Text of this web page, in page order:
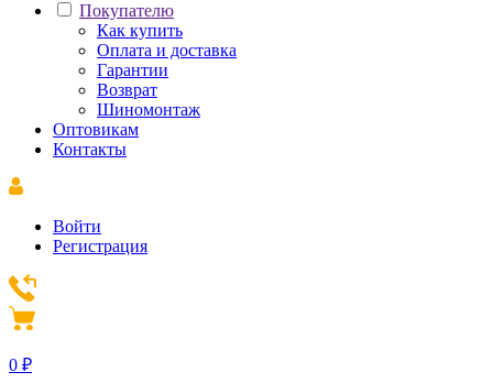
Покупателю
Как купить
Оплата и доставка
Гарантии
Возврат
Шиномонтаж
Оптовикам
Контакты
Войти
Регистрация
0 ₽